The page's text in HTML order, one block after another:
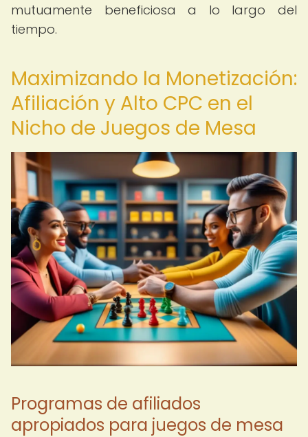
mutuamente beneficiosa a lo largo del
tiempo.
Maximizando la Monetización:
Afiliación y Alto CPC en el
Nicho de Juegos de Mesa
Programas de afiliados
apropiados para juegos de mesa